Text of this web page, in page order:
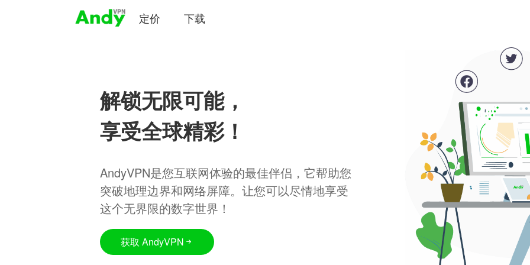
定价 下载
解锁无限可能，
享受全球精彩！
AndyVPN是您互联网体验的最佳伴侣，它帮助您
突破地理边界和网络屏障。让您可以尽情地享受
这个无界限的数字世界！
获取 AndyVPN